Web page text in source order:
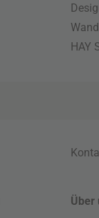
HAY
Über